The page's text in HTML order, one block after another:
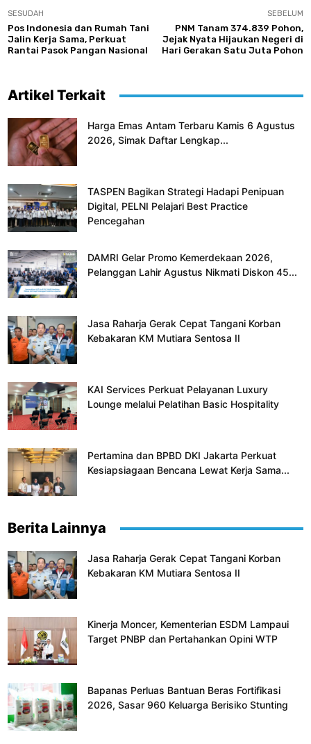
SESUDAH
Pos Indonesia dan Rumah Tani
Jalin Kerja Sama, Perkuat
Rantai Pasok Pangan Nasional
SEBELUM
PNM Tanam 374.839 Pohon,
Jejak Nyata Hijaukan Negeri di
Hari Gerakan Satu Juta Pohon
Artikel Terkait
Harga Emas Antam Terbaru Kamis 6 Agustus
2026, Simak Daftar Lengkap...
TASPEN Bagikan Strategi Hadapi Penipuan
Digital, PELNI Pelajari Best Practice
Pencegahan
DAMRI Gelar Promo Kemerdekaan 2026,
Pelanggan Lahir Agustus Nikmati Diskon 45...
Jasa Raharja Gerak Cepat Tangani Korban
Kebakaran KM Mutiara Sentosa II
KAI Services Perkuat Pelayanan Luxury
Lounge melalui Pelatihan Basic Hospitality
Pertamina dan BPBD DKI Jakarta Perkuat
Kesiapsiagaan Bencana Lewat Kerja Sama...
Berita Lainnya
Jasa Raharja Gerak Cepat Tangani Korban
Kebakaran KM Mutiara Sentosa II
Kinerja Moncer, Kementerian ESDM Lampaui
Target PNBP dan Pertahankan Opini WTP
Bapanas Perluas Bantuan Beras Fortifikasi
2026, Sasar 960 Keluarga Berisiko Stunting